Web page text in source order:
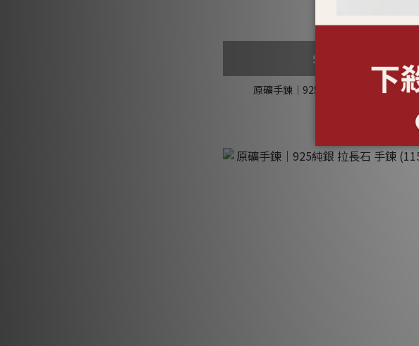
Sold Out
原礦手鍊｜925純銀 摩根石+玉髓 手鍊